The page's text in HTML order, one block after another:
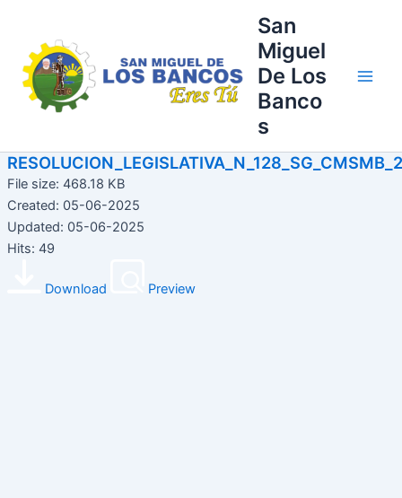
contenido
San
Miguel
De Los
Banco
s
File size: 468.18 KB
Created: 05-06-2025
Updated: 05-06-2025
Hits: 49
Download Preview